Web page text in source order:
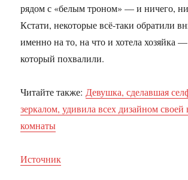
рядом с «белым троном» — и ничего,
Кстати, некоторые всё-таки обратили
именно на то, на что и хотела хозяйка
который похвалили.
Читайте также: Девушка, сделавшая
зеркалом, удивила всех дизайном своей
комнаты
Источник